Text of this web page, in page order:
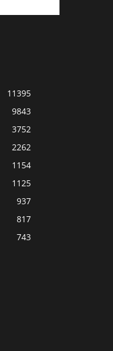
11395
9843
3752
2262
1154
1125
937
817
743